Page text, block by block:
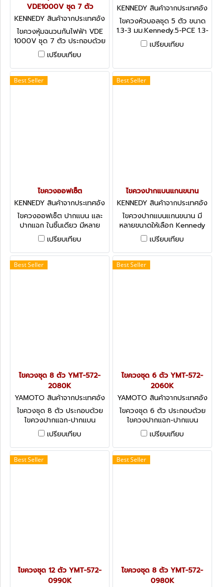
VDE1000V ชุด 7 ตัว
KENNEDY สินค้าจากประเทศอัง
กฤษ KEN-572-8000K
ไขควงหุ้มฉนวนกันไฟฟ้า VDE
1000V ชุด 7 ตัว ประกอบด้วย
ปากแฉก-ปากแบน 1000V Dual
Grip VDE Screwdrivers - Set
of 7 Pieces
เปรียบเทียบ
KENNEDY สินค้าจากประเทศอัง
กฤษ-1
ไขควงหัวบอลชุด 5 ตัว ขนาด
1.3-3 มม.Kennedy.5-PCE 1.3-
3.0mm BALL HEXAGON
SCREWDRIVER SET
เปรียบเทียบ
Best Seller
ไขควงออฟเซ็ต
KENNEDY สินค้าจากประเทศอัง
กฤษ-1
ไขควงออฟเซ็ต ปากแบน และ
ปากแฉก ในชิ้นเดียว มีหลาย
ขนาดให้เลือก Kennedy
Offset Double-Ended
Screwdrivers
เปรียบเทียบ
Best Seller
ไขควงปากแบนแกนขนาน
KENNEDY สินค้าจากประเทศอัง
กฤษ-1
ไขควงปากแบนแกนขนาน มี
หลายขนาดให้เลือก Kennedy
Engineer's & Electrician's
Screwdrivers: Parallel Tip
เปรียบเทียบ
Best Seller
ไขควงชุด 8 ตัว YMT-572-
2080K
YAMOTO สินค้าจากประเทศอัง
กฤษ-1
ไขควงชุด 8 ตัว ประกอบด้วย
ไขควงปากแฉก-ปากแบน
Yamoto Tri-Line™
Screwdriver Sets - 8-Pieces
เปรียบเทียบ
Best Seller
ไขควงชุด 6 ตัว YMT-572-
2060K
YAMOTO สินค้าจากประเทศอัง
กฤษ-1
ไขควงชุด 6 ตัว ประกอบด้วย
ไขควงปากแฉก-ปากแบน
Yamoto Tri-LineTM
Screwdriver Sets - 6 Pieces
เปรียบเทียบ
Best Seller
ไขควงชุด 12 ตัว YMT-572-
0990K
Best Seller
ไขควงชุด 8 ตัว YMT-572-
0980K